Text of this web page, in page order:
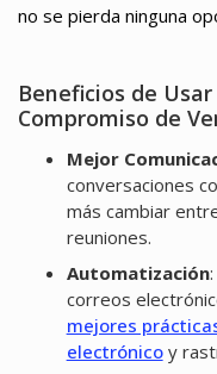
no se pierda ninguna
Beneficios de
Compromiso de
Mejor
conversaciones
más cambiar
reuniones.
Automatización
correos
mejores
electrónicoy